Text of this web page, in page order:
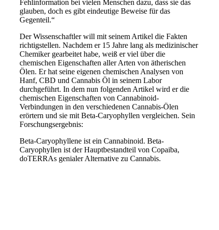
Fehlinformation bei vielen Menschen dazu, dass sie das
glauben, doch es gibt eindeutige Beweise für das
Gegenteil.“
Der Wissenschaftler will mit seinem Artikel die Fakten
richtigstellen. Nachdem er 15 Jahre lang als medizinischer
Chemiker gearbeitet habe, weiß er viel über die
chemischen Eigenschaften aller Arten von ätherischen
Ölen. Er hat seine eigenen chemischen Analysen von
Hanf, CBD und Cannabis Öl in seinem Labor
durchgeführt. In dem nun folgenden Artikel wird er die
chemischen Eigenschaften von Cannabinoid-
Verbindungen in den verschiedenen Cannabis-Ölen
erörtern und sie mit Beta-Caryophyllen vergleichen. Sein
Forschungsergebnis:
Beta-Caryophyllene ist ein Cannabinoid. Beta-
Caryophyllen ist der Hauptbestandteil von Copaiba,
doTERRAs genialer Alternative zu Cannabis.